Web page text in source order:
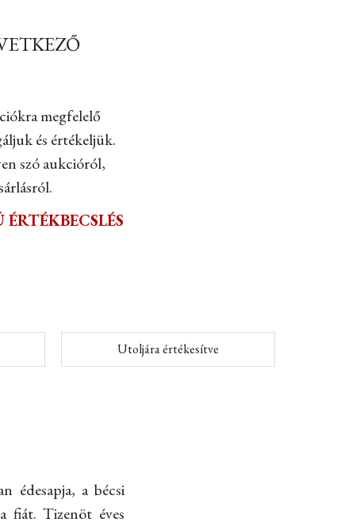
megfelelő
és értékeljük.
szó aukcióról,
Utoljára értékesítve
édesapja, a bécsi
fiát. Tizenöt éves